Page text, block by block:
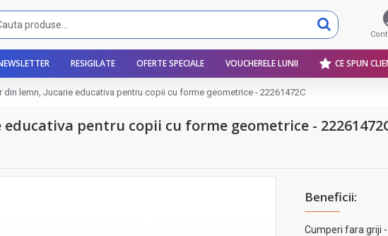
RESIGILATE OFERTE SPECIALE VOUCHERELE LUNII CE SPUN
din lemn, Jucarie educativa pentru copii cu forme geometrice - 22261472C
pentru copii cu forme geometrice -
Beneficii:
Cumperi fara griji -